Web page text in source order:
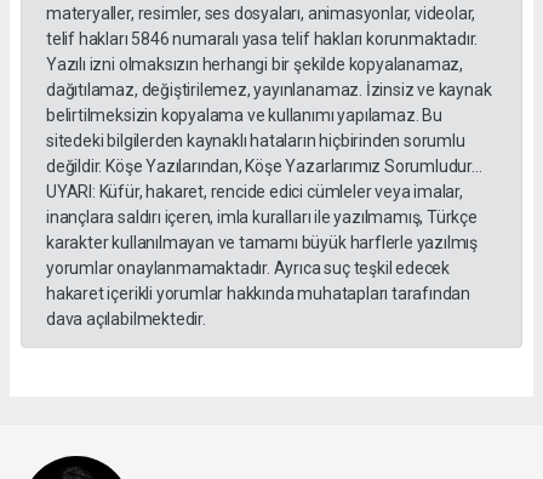
materyaller, resimler, ses dosyaları, animasyonlar, videolar,
telif hakları 5846 numaralı yasa telif hakları korunmaktadır.
Yazılı izni olmaksızın herhangi bir şekilde kopyalanamaz,
dağıtılamaz, değiştirilemez, yayınlanamaz. İzinsiz ve kaynak
belirtilmeksizin kopyalama ve kullanımı yapılamaz. Bu
sitedeki bilgilerden kaynaklı hataların hiçbirinden sorumlu
değildir. Köşe Yazılarından, Köşe Yazarlarımız Sorumludur...
UYARI: Küfür, hakaret, rencide edici cümleler veya imalar,
inançlara saldırı içeren, imla kuralları ile yazılmamış, Türkçe
karakter kullanılmayan ve tamamı büyük harflerle yazılmış
yorumlar onaylanmamaktadır. Ayrıca suç teşkil edecek
hakaret içerikli yorumlar hakkında muhatapları tarafından
dava açılabilmektedir.